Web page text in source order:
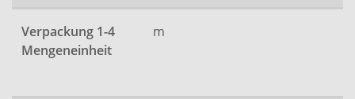
Verpackung 1-4
Mengeneinheit
m